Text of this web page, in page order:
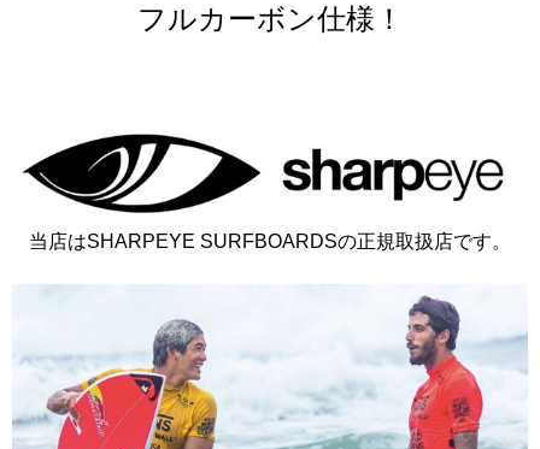
フルカーボン仕様！
当店はSHARPEYE SURFBOARDSの正規取扱店です。